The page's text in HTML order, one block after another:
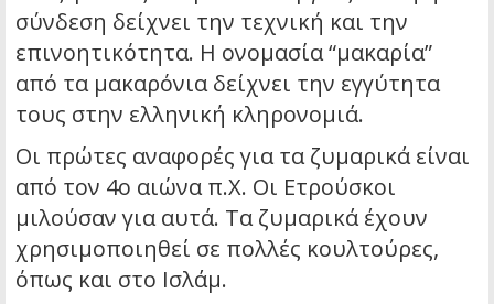
σύνδεση δείχνει την τεχνική και την
επινοητικότητα. Η ονομασία “μακαρία”
από τα μακαρόνια δείχνει την εγγύτητα
τους στην ελληνική κληρονομιά.
Οι πρώτες αναφορές για τα ζυμαρικά είναι
από τον 4ο αιώνα π.Χ. Οι Ετρούσκοι
μιλούσαν για αυτά. Τα ζυμαρικά έχουν
χρησιμοποιηθεί σε πολλές κουλτούρες,
όπως και στο Ισλάμ.